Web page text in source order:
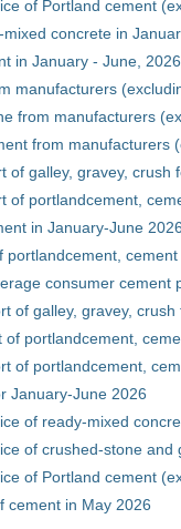
of Portland cement
concrete in
in January - June, 2026
manufacturers
from manufacturers
from manufacturers
of galley, gravey,
of portlandcement,
in January-June
portlandcement,
consumer cement
of galley, gravey,
portlandcement,
of portlandcement,
January-June 2026
of ready-mixed
of crushed-stone and
of Portland cement
cement in May 2026